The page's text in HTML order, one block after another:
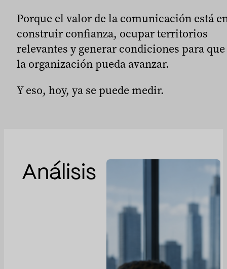
Porque el valor de la comunicación está
construir confianza, ocupar territorios
relevantes y generar condiciones para que
la organización pueda avanzar.
Y eso, hoy, ya se puede medir.
Análisis